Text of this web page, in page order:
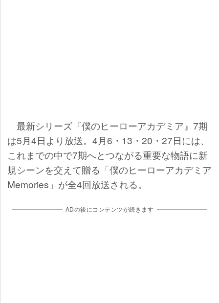
最新シリーズ『僕のヒーローアカデミア』7期
は5月4日より放送。4月6・13・20・27日には、
これまでの中で7期へとつながる重要な物語に新
規シーンを交えて贈る「僕のヒーローアカデミア
Memories」が全4回放送される。
ADの後にコンテンツが続きます